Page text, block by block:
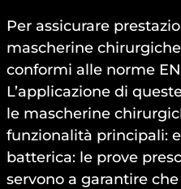
Per assicurare
mascherine
conformi alle norme EN
L’applicazione di
le mascherine
funzionalità principali:
batterica: le prove
servono a garantire